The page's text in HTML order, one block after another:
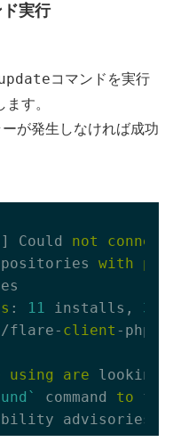
実行
コマンドを実行
す。
が発生しなければ成功
Could not
connect
with
: 11 installs, 35
flare-
client -php (
using are looking
command to
advisories